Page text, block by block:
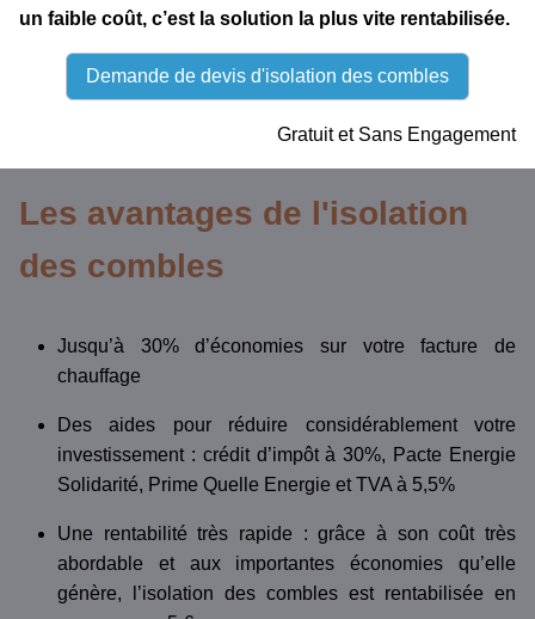
un faible coût, c’est la solution la plus vite rentabilisée.
Demande de devis d'isolation des combles
Gratuit et Sans Engagement
Les avantages de l'isolation
des combles
Jusqu’à 30% d’économies sur votre facture de
chauffage
Des aides pour réduire considérablement votre
investissement : crédit d’impôt à 30%, Pacte Energie
Solidarité, Prime Quelle Energie et TVA à 5,5%
Une rentabilité très rapide : grâce à son coût très
abordable et aux importantes économies qu’elle
génère, l’isolation des combles est rentabilisée en